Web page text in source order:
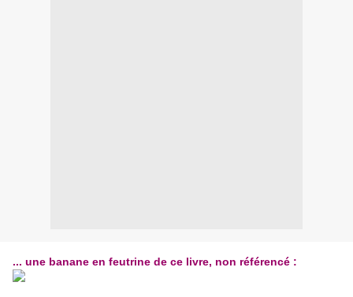
... une banane en feutrine de ce livre, non référencé :